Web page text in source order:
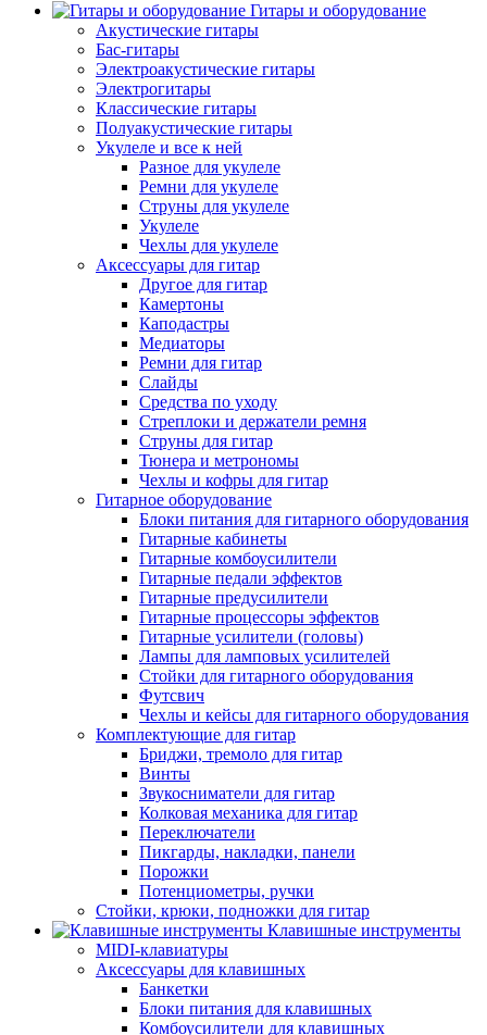
Гитары и оборудование
Акустические гитары
Бас-гитары
Электроакустические гитары
Электрогитары
Классические гитары
Полуакустические гитары
Укулеле и все к ней
Разное для укулеле
Ремни для укулеле
Струны для укулеле
Укулеле
Чехлы для укулеле
Аксессуары для гитар
Другое для гитар
Камертоны
Каподастры
Медиаторы
Ремни для гитар
Слайды
Средства по уходу
Стреплоки и держатели ремня
Струны для гитар
Тюнера и метрономы
Чехлы и кофры для гитар
Гитарное оборудование
Блоки питания для гитарного оборудования
Гитарные кабинеты
Гитарные комбоусилители
Гитарные педали эффектов
Гитарные предусилители
Гитарные процессоры эффектов
Гитарные усилители (головы)
Лампы для ламповых усилителей
Стойки для гитарного оборудования
Футсвич
Чехлы и кейсы для гитарного оборудования
Комплектующие для гитар
Бриджи, тремоло для гитар
Винты
Звукосниматели для гитар
Колковая механика для гитар
Переключатели
Пикгарды, накладки, панели
Порожки
Потенциометры, ручки
Стойки, крюки, подножки для гитар
Клавишные инструменты
MIDI-клавиатуры
Аксессуары для клавишных
Банкетки
Блоки питания для клавишных
Комбоусилители для клавишных